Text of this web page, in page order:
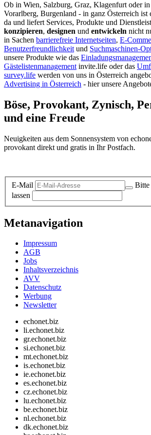
Ob in Wien, Salzburg, Graz, Klagenfurt oder
Vorarlberg, Burgenland - in ganz Österreich ist
da und liefert Services, Produkte und
konzipieren, designen und entwickeln nicht
in Sachen barrierefreie Internetseiten, E-
Benutzerfreundlichkeit und Suchmaschinen-
unsere Produkte wie das
Gästelistenmanagement invite.life oder das
survey.life werden von uns in Österreich
Advertising in Österreich - hier unsere
Böse, Provokant, Zynisch,
und eine Freude
Neuigkeiten aus dem Sonnensystem von
provokant direkt und gratis in Ihr Postfach.
E-Mail
Bitte
lassen
Metanavigation
Impressum
AGB
Jobs
Inhaltsverzeichnis
AVV
Datenschutz
Werbung
Newsletter
echonet.biz
li.echonet.biz
gr.echonet.biz
si.echonet.biz
mt.echonet.biz
is.echonet.biz
ie.echonet.biz
es.echonet.biz
cz.echonet.biz
lu.echonet.biz
be.echonet.biz
nl.echonet.biz
dk.echonet.biz